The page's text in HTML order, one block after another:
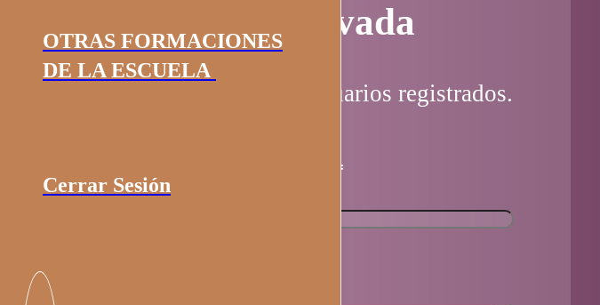
Página privada
Esta página es solo para usuarios registrados.
Nombre de usuario / email *
OTRAS FORMACIONES
DE LA ESCUELA
Cerrar Sesión